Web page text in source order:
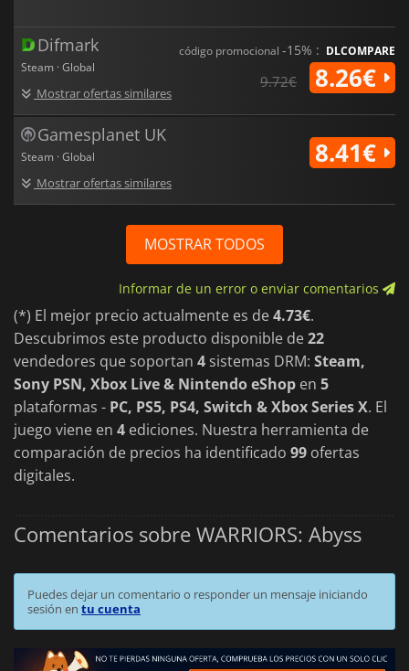
Difmark
Steam · Global
Mostrar ofertas similares
código promocional -15% : DLCOMPARE
9.72€ 8.26€
Gamesplanet UK
Steam · Global
Mostrar ofertas similares
8.41€
MOSTRAR TODOS
Informar de un error o enviar comentarios
(*) El mejor precio actualmente es de4.73€.
Descubrimos este producto disponible de22
vendedores que soportan 4 sistemas DRM: Steam,
Sony PSN, Xbox Live & Nintendo eShop en 5
plataformas - PC, PS5, PS4, Switch & Xbox Series X. El
juego viene en 4 ediciones. Nuestra herramienta de
comparación de precios ha identificado 99 ofertas
digitales.
Comentarios sobre WARRIORS: Abyss
Puedes dejar un comentario o responder un mensaje iniciando
sesión en tu cuenta